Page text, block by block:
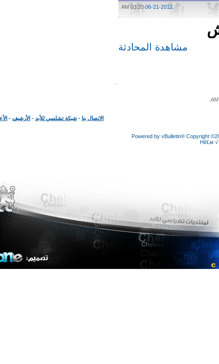
06-21-2012
03:20 AM
مشاهدة المحادثة
الاتصال بنا- شبكة تشلسي للأبد -الأرشيف-الأعلى
Powered by vBulletin®